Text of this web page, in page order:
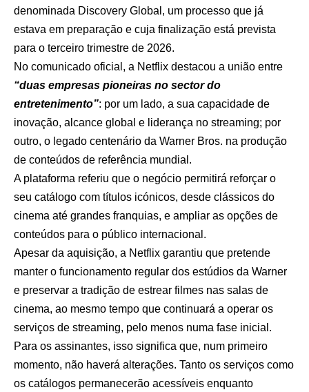
denominada Discovery Global, um processo que já
estava em preparação e cuja finalização está prevista
para o terceiro trimestre de 2026.
No comunicado oficial, a Netflix destacou a união entre
“duas empresas pioneiras no sector do
entretenimento”: por um lado, a sua capacidade de
inovação, alcance global e liderança no streaming; por
outro, o legado centenário da Warner Bros. na produção
de conteúdos de referência mundial.
A plataforma referiu que o negócio permitirá reforçar o
seu catálogo com títulos icónicos, desde clássicos do
cinema até grandes franquias, e ampliar as opções de
conteúdos para o público internacional.
Apesar da aquisição, a Netflix garantiu que pretende
manter o funcionamento regular dos estúdios da Warner
e preservar a tradição de estrear filmes nas salas de
cinema, ao mesmo tempo que continuará a operar os
serviços de streaming, pelo menos numa fase inicial.
Para os assinantes, isso significa que, num primeiro
momento, não haverá alterações. Tanto os serviços como
os catálogos permanecerão acessíveis enquanto